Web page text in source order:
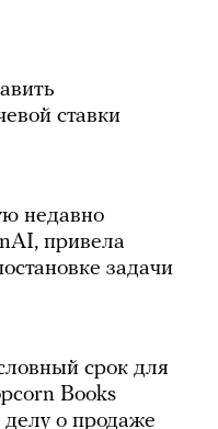
ставки
недавно
привела
задачи
срок для
Books
о продаже